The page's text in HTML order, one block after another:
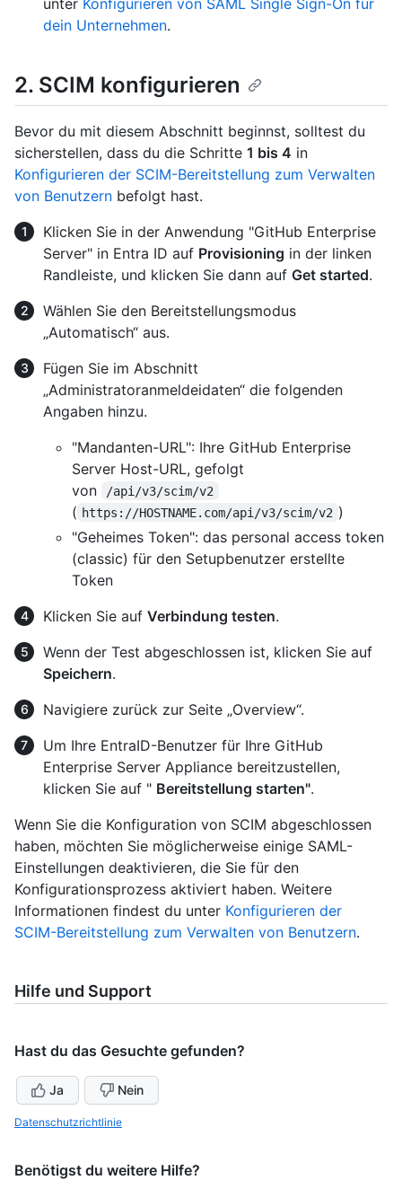
dein Unternehmen.
2. SCIM konfigurieren
Bevor du mit diesem Abschnitt beginnst, solltest du
sicherstellen, dass du die Schritte 1 bis 4 in
Konfigurieren der SCIM-Bereitstellung zum Verwalten
von Benutzern befolgt hast.
Klicken Sie in der Anwendung "GitHub Enterprise
Server" in Entra ID auf Provisioning in der linken
Randleiste, und klicken Sie dann auf Get started.
Wählen Sie den Bereitstellungsmodus
„Automatisch“ aus.
Fügen Sie im Abschnitt
„Administratoranmeldeidaten“ die folgenden
Angaben hinzu.
"Mandanten-URL": Ihre GitHub Enterprise
Server Host-URL, gefolgt
von
/api/v3/scim/v2
( https://HOSTNAME.com/api/v3/scim/v2 )
"Geheimes Token": das personal access token
(classic) für den Setupbenutzer erstellte
Token
Klicken Sie auf Verbindung testen.
Wenn der Test abgeschlossen ist, klicken Sie auf
Speichern.
Navigiere zurück zur Seite „Overview“.
Um Ihre EntraID-Benutzer für Ihre GitHub
Enterprise Server Appliance bereitzustellen,
klicken Sie auf " Bereitstellung starten".
Wenn Sie die Konfiguration von SCIM abgeschlossen
haben, möchten Sie möglicherweise einige SAML-
Einstellungen deaktivieren, die Sie für den
Konfigurationsprozess aktiviert haben. Weitere
Informationen findest du unter Konfigurieren der
SCIM-Bereitstellung zum Verwalten von Benutzern.
Hilfe und Support
Hast du das Gesuchte gefunden?
Ja Nein
Datenschutzrichtlinie
Benötigst du weitere Hilfe?